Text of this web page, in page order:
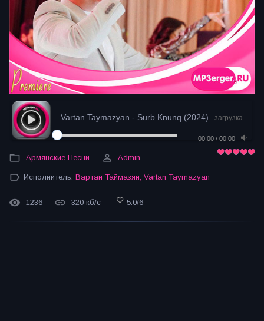
Vartan Taymazyan - Surb Knunq (2024) - загрузка
00:00 / 00:00
Армянские Песни Admin
Исполнитель: Вартан Таймазян Vartan Taymazyan
1236 320 кб/с 5.0/6